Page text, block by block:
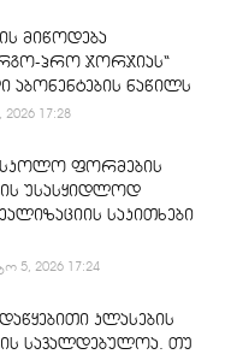
მიწოდება
პრო ჯორჯიას“
აბონენტების ნაწილს
2026 17:28
ფორმების
უსასყიდლოდ
საკითხები
5, 2026 17:24
კლასების
სავალდებულოა. თუ